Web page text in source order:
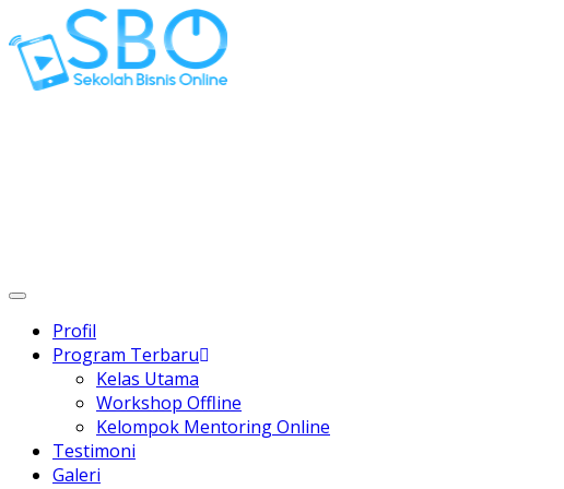
Toggle
Profil
Program Terbaru
Kelas Utama
Workshop Offline
Kelompok Mentoring Online
Testimoni
Galeri